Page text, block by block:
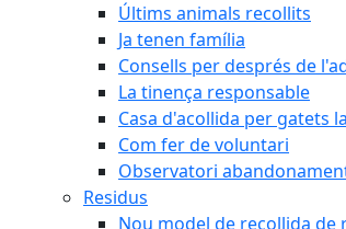
Últims animals recollits
Ja tenen família
Consells per després de
La tinença responsable
Casa d'acollida per gatets
Com fer de voluntari
Observatori
Residus
Nou model de recollida de